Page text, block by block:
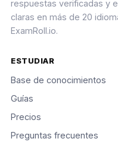
respuestas verificadas y
claras en más de 20
ExamRoll.io.
ESTUDIAR
Base de conocimientos
Guías
Precios
Preguntas frecuentes